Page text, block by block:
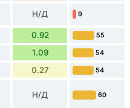
Н/Д 9
0.92 55
1.09 54
0.27 54
Н/Д 60